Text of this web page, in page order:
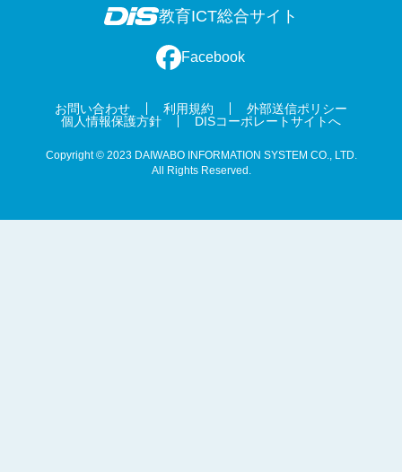
教育ICT総合サイト
Facebook
お問い合わせ 利用規約
外部送信ポリシー
個人情報保護方針
DISコーポレートサイトへ
Copyright © 2023 DAIWABO INFORMATION SYSTEM CO., LTD.
All Rights Reserved.